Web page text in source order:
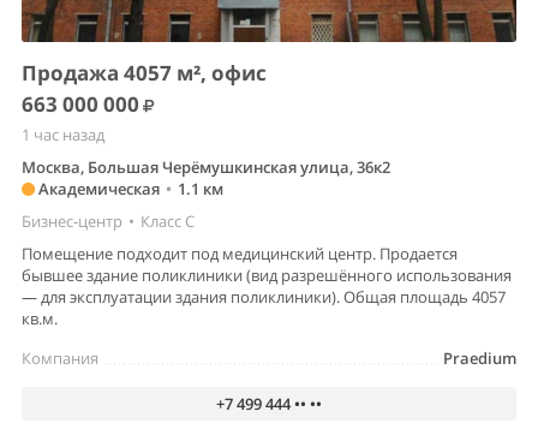
Продажа 4057 м², офис
663 000 000
1 час назад
Москва, Большая Черёмушкинская улица, 36к2
Академическая • 1.1 км
Бизнес-центр • Класс C
Помещение подходит под медицинский центр. Продается
бывшее здание поликлиники (вид разрешённого использования
— для эксплуатации здания поликлиники). Общая площадь 4057
кв.м.
Praedium
Компания
+7 499 444 •• ••